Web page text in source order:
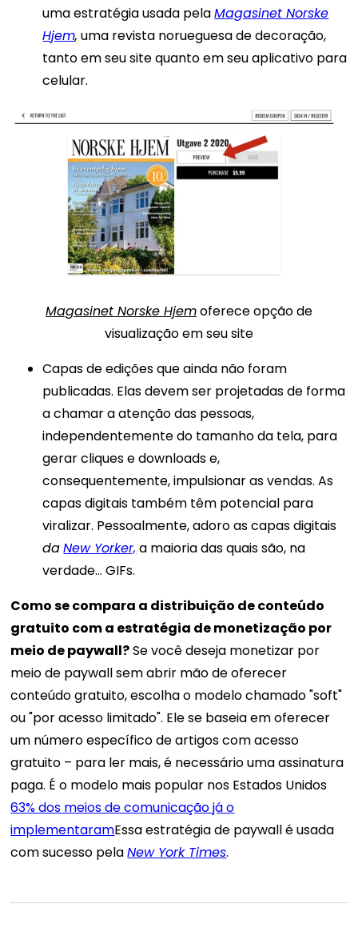
uma estratégia usada pelaMagasinet Norske
Hjem, uma revista norueguesa de decoração,
tanto em seu site quanto em seu aplicativo para
celular.
Magasinet Norske Hjemoferece opção de
visualização em seu site
Capas de edições que ainda não foram
publicadas. Elas devem ser projetadas de forma
a chamar a atenção das pessoas,
independentemente do tamanho da tela, para
gerar cliques e downloads e,
consequentemente, impulsionar as vendas. As
capas digitais também têm potencial para
viralizar. Pessoalmente, adoroas capas digitais
daNew Yorker, a maioria das quais são, na
verdade… GIFs.
Como se compara a distribuição de conteúdo
gratuito com a estratégia de monetização por
meio de paywall?Se você deseja monetizar por
meio de paywall sem abrir mão de oferecer
conteúdo gratuito, escolha o modelo chamado "soft"
ou "por acesso limitado". Ele se baseia em oferecer
um número específico de artigos com acesso
gratuito – para ler mais, é necessário uma assinatura
paga. É o modelo mais popular nos Estados Unidos
63% dos meios de comunicação já o
implementaramEssa estratégia de paywall é usada
com sucesso pelaNew York Times.